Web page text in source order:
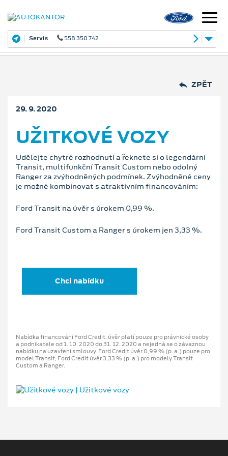
Servis 558 350 742
ZPĚT
29. 9. 2020
UŽITKOVÉ VOZY
Udělejte chytré rozhodnutí a řeknete si o legendární
Transit, multifunkční Transit Custom nebo odolný
Ranger za zvýhodněných podmínek. Zvýhodněné ceny
je možné kombinovat s atraktivním financováním:
Ford Transit na úvěr s úrokem 0,99 %.
Ford Transit Custom a Ranger s úrokem jen 3,33 %.
Chci nabídku
Nabídka financování Ford Credit, úvěr platí pouze pro právnické osoby
a podnikatele od 1. 10. 2020 do 31. 12. 2020 a nejedná se o závaznou
nabídku na uzavření smlouvy. Ford Credit úvěr 0,99 % (p. a.) pouze pro
model Transit, Ford Credit úvěr 3,33 % (p. a.) pro modely Transit
Custom a Ranger.